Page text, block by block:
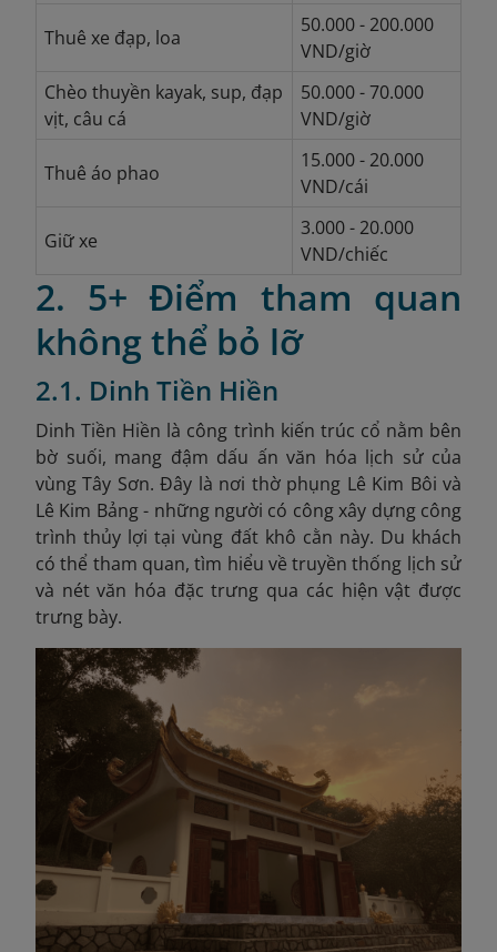
Thuê xe đạp, loa
50.000 - 200.000
VND/giờ
Chèo thuyền kayak, sup, đạp
vịt, câu cá
50.000 - 70.000
VND/giờ
Thuê áo phao
15.000 - 20.000
VND/cái
Giữ xe
3.000 - 20.000
VND/chiếc
2. 5+ Điểm tham quan
không thể bỏ lỡ
2.1. Dinh Tiền Hiền
Dinh Tiền Hiền là công trình kiến trúc cổ nằm bên
bờ suối, mang đậm dấu ấn văn hóa lịch sử của
vùng Tây Sơn. Đây là nơi thờ phụng Lê Kim Bôi và
Lê Kim Bảng - những người có công xây dựng công
trình thủy lợi tại vùng đất khô cằn này. Du khách
có thể tham quan, tìm hiểu về truyền thống lịch sử
và nét văn hóa đặc trưng qua các hiện vật được
trưng bày.